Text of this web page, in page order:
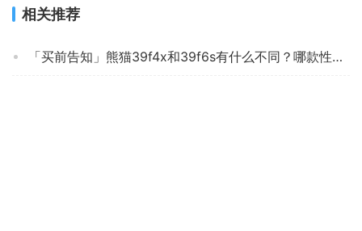
相关推荐
「买前告知」熊猫39f4x和39f6s有什么不同？哪款性价比更好